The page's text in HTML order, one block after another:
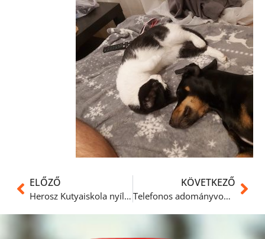
ELŐZŐ
Herosz Kutyaiskola nyílt nap bemutató videó
KÖVETKEZŐ
Telefonos adományvonal